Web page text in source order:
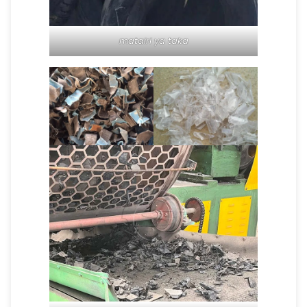
matairi ya taka